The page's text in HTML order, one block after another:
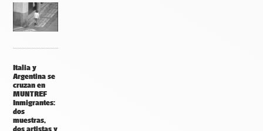
Italia y
Argentina se
cruzan en
MUNTREF
Inmigrantes:
dos
muestras,
dos artistas y